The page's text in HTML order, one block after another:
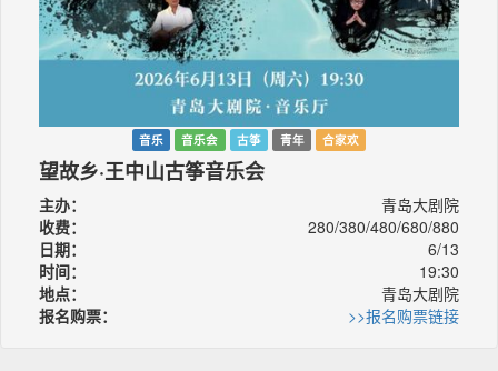
音乐 音乐会 古筝 青年 合家欢
望故乡·王中山古筝音乐会
主办：
青岛大剧院
收费：
280/380/480/680/880
日期：
6/13
时间：
19:30
地点：
青岛大剧院
报名购票：
>>报名购票链接